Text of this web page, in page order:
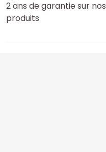
2 ans de garantie sur nos
produits